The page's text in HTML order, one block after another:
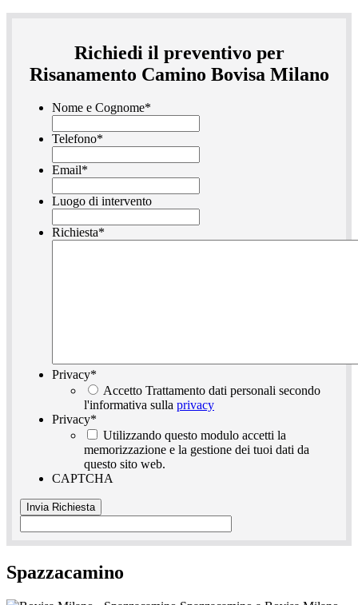
Richiedi il preventivo per
Risanamento Camino Bovisa Milano
Nome e Cognome*
Telefono*
Email*
Luogo di intervento
Richiesta*
Privacy*
Accetto Trattamento dati personali secondo
l'informativa sulla privacy
Privacy*
Utilizzando questo modulo accetti la
memorizzazione e la gestione dei tuoi dati da
questo sito web.
CAPTCHA
Spazzacamino